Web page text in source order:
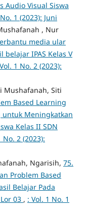
Audio Visual Siswa
1 (2023): Juni
, Nur
media ular
IPAS Kelas V
1 No. 2 (2023):
Mushafanah, Siti
Based Learning
untuk Meningkatkan
Kelas II SDN
No. 2 (2023):
Ngarisih, 75.
Problem Based
Belajar Pada
03 , : Vol. 1 No. 1